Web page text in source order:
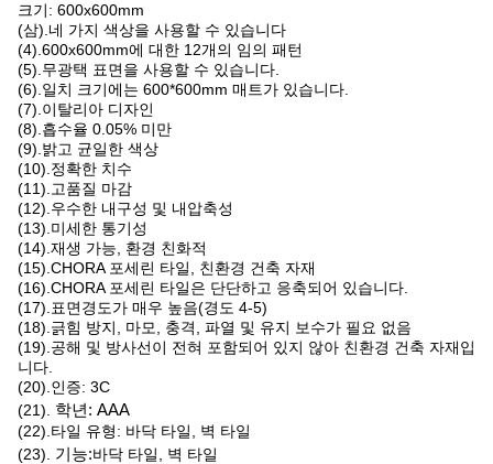
크기: 600x600mm
(삼).네 가지 색상을 사용할 수 있습니다
(4).600x600mm에 대한 12개의 임의 패턴
(5).무광택 표면을 사용할 수 있습니다.
(6).일치 크기에는 600*600mm 매트가 있습니다.
(7).이탈리아 디자인
(8).흡수율 0.05% 미만
(9).밝고 균일한 색상
(10).정확한 치수
(11).고품질 마감
(12).우수한 내구성 및 내압축성
(13).미세한 통기성
(14).재생 가능, 환경 친화적
(15).CHORA 포세린 타일, 친환경 건축 자재
(16).CHORA 포세린 타일은 단단하고 응축되어 있습니다.
(17).표면경도가 매우 높음(경도 4-5)
(18).긁힘 방지, 마모, 충격, 파열 및 유지 보수가 필요 없음
(19).공해 및 방사선이 전혀 포함되어 있지 않아 친환경 건축 자재입
니다.
(20).인증: 3C
(21). 학년: AAA
(22).타일 ​​유형: 바닥 타일, 벽 타일
(23). 기능:바닥 타일, 벽 타일